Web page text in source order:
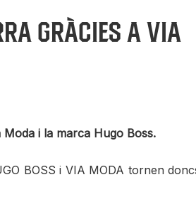
gràcies a Via
i la marca Hugo Boss.
BOSS i VIA MODA tornen